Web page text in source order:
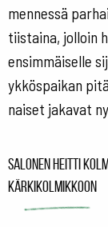
mennessä
tiistaina, jolloin
ensimmäiselle
ykköspaikan
naiset jakavat
Salonen heitti
kärkikolmikkoon